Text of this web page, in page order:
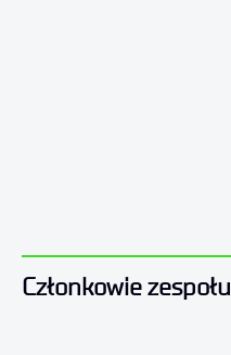
Członkowie zespołu